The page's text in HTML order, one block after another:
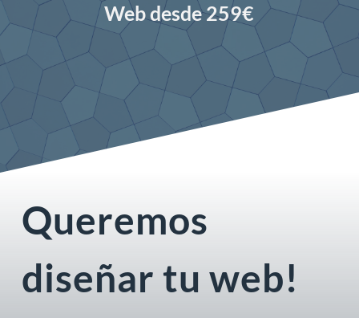
Web desde 259€
Queremos
diseñar tu web!